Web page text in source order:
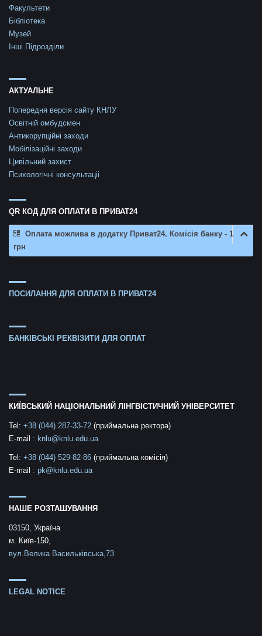
Факультети
Бібліотека
Музей
Інші Підрозділи
АКТУАЛЬНЕ
Попередня версія сайту КНЛУ
Освітній омбудсмен
Антикорупційні заходи
Мобілізаційні заходи
Цивільний захист
Психологічні консультаціі
QR КОД ДЛЯ ОПЛАТИ В ПРИВАТ24
Оплата можлива в додатку Приват24. Комісія банку - 1
грн
ПОСИЛАННЯ ДЛЯ ОПЛАТИ В ПРИВАТ24
БАНКІВСЬКІ РЕКВІЗИТИ ДЛЯ ОПЛАТ
КИЇВСЬКИЙ НАЦІОНАЛЬНИЙ ЛІНГВІСТИЧНИЙ УНІВЕРСИТЕТ
Tel: +38 (044) 287-33-72 (приймальна ректора)
E-mail : knlu@knlu.edu.ua
Tel: +38 (044) 529-82-86 (приймальна комісія)
E-mail : pk@knlu.edu.ua
НАШЕ РОЗТАШУВАННЯ
03150, Україна
м. Київ-150,
вул.Велика Васильківська,73
LEGAL NOTICE